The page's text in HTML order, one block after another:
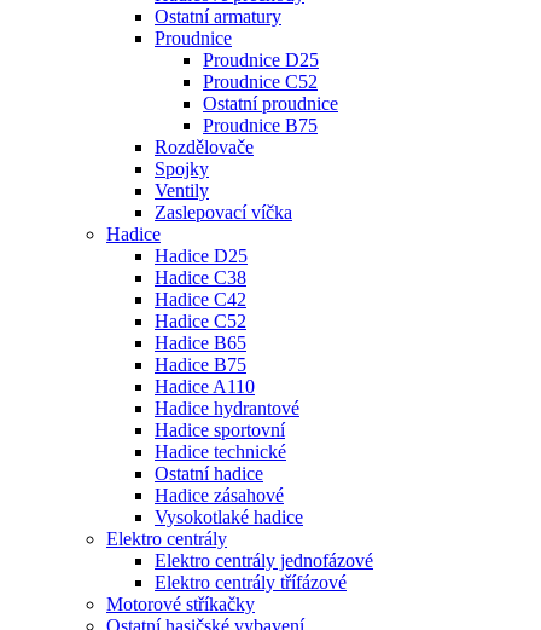
Ostatní armatury
Proudnice
Proudnice D25
Proudnice C52
Ostatní proudnice
Proudnice B75
Rozdělovače
Spojky
Ventily
Zaslepovací víčka
Hadice
Hadice D25
Hadice C38
Hadice C42
Hadice C52
Hadice B65
Hadice B75
Hadice A110
Hadice hydrantové
Hadice sportovní
Hadice technické
Ostatní hadice
Hadice zásahové
Vysokotlaké hadice
Elektro centrály
Elektro centrály jednofázové
Elektro centrály třífázové
Motorové stříkačky
Ostatní hasičské vybavení